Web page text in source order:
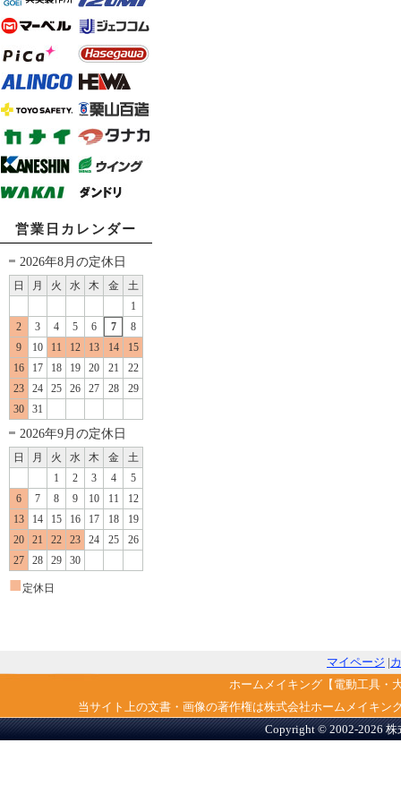
営業日カレンダー
2026年8月の定休日
日 月 火 水 木 金
土
1
2
3 4 5 6 7
8
9
10 11 12 13 14
15
16
17 18 19 20 21
22
23
24 25 26 27 28
29
30
31
2026年9月の定休日
日 月 火 水 木 金
土
1
2 3 4
5
6
7 8 9 10 11
12
13
14 15 16 17 18
19
20
21 22 23 24 25
26
27
28 29 30
■ 定休日
マイページ |
ホームメイキング【電動工具・
当サイト上の文書・画像の著作権は株式会社ホームメイキ
Copyright © 2002-2026